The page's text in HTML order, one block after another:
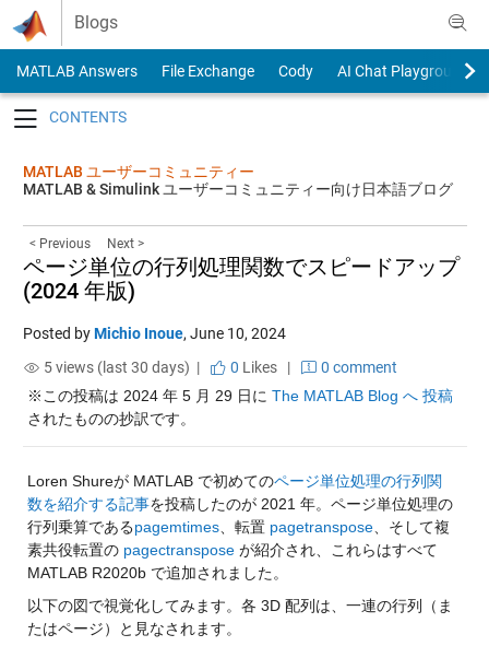
Skip to content
Blogs
MATLAB Answers File Exchange Cody
AI Chat Playground
MATLAB ユーザーコミュニティー
MATLAB & Simulink ユーザーコミュニティー向け日本語ブログ
< Previous Next >
ページ単位の行列処理関数でスピードアップ
(2024 年版)
Posted byMichio Inoue, June 10, 2024
5 views (last 30 days) |
0 Likes|
0 comment
※この投稿は 2024 年 5 月 29 日に The MATLAB Blog へ 投稿
されたものの抄訳です。
Loren Shureが MATLAB で初めてのページ単位処理の行列関
数を紹介する記事を投稿したのが 2021 年。ページ単位処理の
行列乗算であるpagemtimes、転置 pagetranspose、そして複
素共役転置の pagectranspose が紹介され、これらはすべて
MATLAB R2020b で追加されました。
以下の図で視覚化してみます。各 3D 配列は、一連の行列（ま
たはページ）と見なされます。